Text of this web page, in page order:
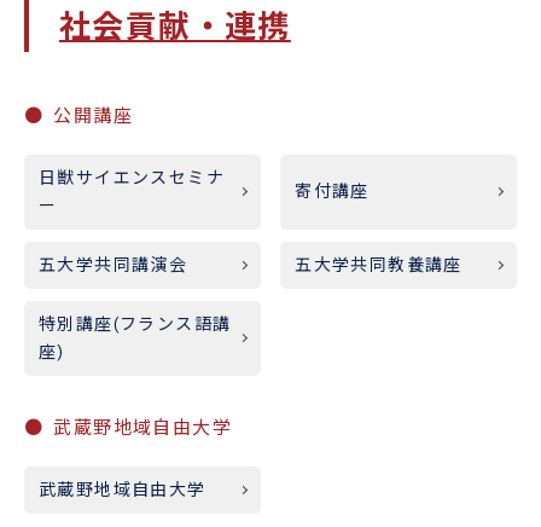
社会貢献・連携
公開講座
日獣サイエンスセミナ
ー
寄付講座
五大学共同講演会 五大学共同教養講座
特別講座(フランス語講
座)
武蔵野地域自由大学
武蔵野地域自由大学